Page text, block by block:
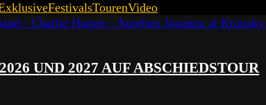
FestivalsTourenVideo
UND 2027 AUF ABSCHIEDSTOUR